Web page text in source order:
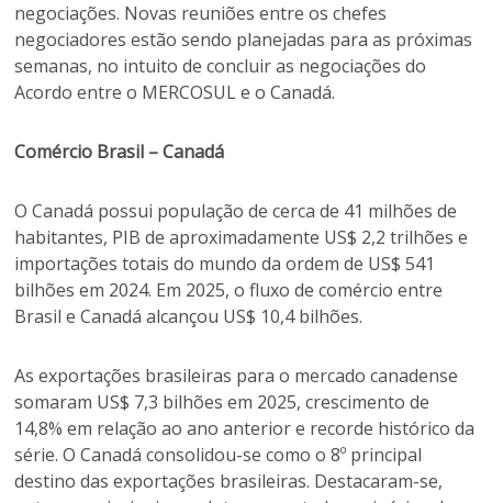
negociações. Novas reuniões entre os chefes
negociadores estão sendo planejadas para as próximas
semanas, no intuito de concluir as negociações do
Acordo entre o MERCOSUL e o Canadá.
Comércio Brasil – Canadá
O Canadá possui população de cerca de 41 milhões de
habitantes, PIB de aproximadamente US$ 2,2 trilhões e
importações totais do mundo da ordem de US$ 541
bilhões em 2024. Em 2025, o fluxo de comércio entre
Brasil e Canadá alcançou US$ 10,4 bilhões.
As exportações brasileiras para o mercado canadense
somaram US$ 7,3 bilhões em 2025, crescimento de
14,8% em relação ao ano anterior e recorde histórico da
série. O Canadá consolidou-se como o 8º principal
destino das exportações brasileiras. Destacaram-se,